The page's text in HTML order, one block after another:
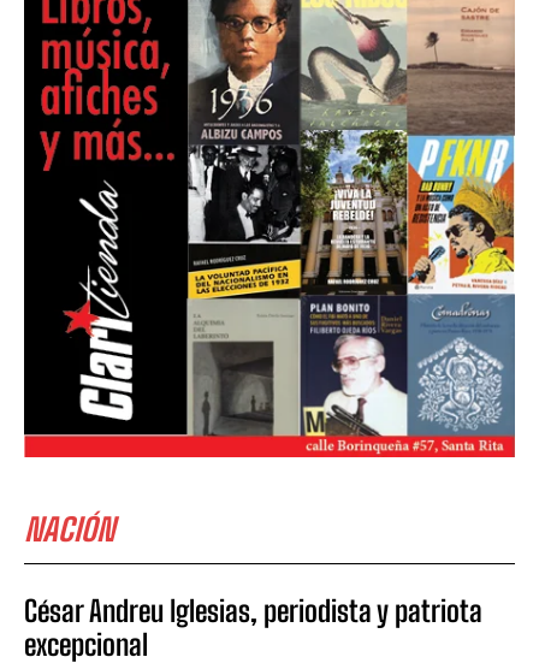
NACIÓN
César Andreu Iglesias, periodista y patriota
excepcional